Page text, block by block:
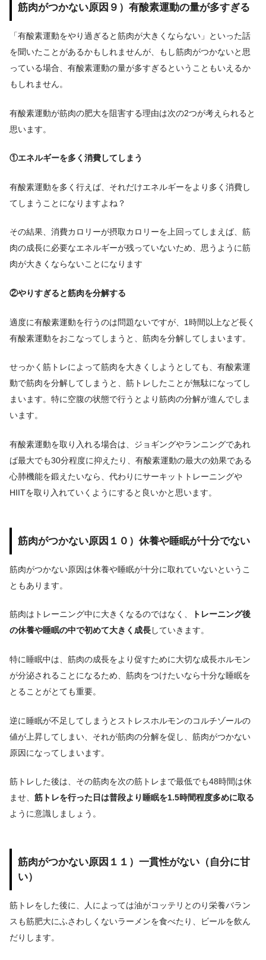
筋肉がつかない原因９）有酸素運動の量が多すぎる
「有酸素運動をやり過ぎると筋肉が大きくならない」といった話
を聞いたことがあるかもしれませんが、
もし筋肉がつかないと思
っている場合、有酸素運動の量が多すぎるということもいえるか
もしれません。
有酸素運動が筋肉の肥大を阻害する理由は次の2つが考えられると
思います。
①エネルギーを多く消費してしまう
有酸素運動を多く行えば、それだけエネルギーをより多く消費し
てしまうことになりますよね？
その結果、消費カロリーが摂取カロリーを上回ってしまえば、筋
肉の成長に必要なエネルギーが残っていないため、思うように筋
肉が大きくならないことになります
②やりすぎると筋肉を分解する
適度に有酸素運動を行うのは問題ないですが、1時間以上など長く
有酸素運動をおこなってしまうと、筋肉を分解してしまいます。
せっかく筋トレによって筋肉を大きくしようとしても、有酸素運
動で筋肉を分解してしまうと、筋トレしたことが無駄になってし
まいます。特に空腹の状態で行うとより筋肉の分解が進んでしま
います。
有酸素運動を取り入れる場合は、ジョギングやランニングであれ
ば最大でも30分程度に抑えたり、有酸素運動の最大の効果である
心肺機能を鍛えたいなら、代わりにサーキットトレーニングや
HIITを取り入れていくようにすると良いかと思います。
筋肉がつかない原因１０）休養や睡眠が十分でない
筋肉がつかない原因は休養や睡眠が十分に取れていないというこ
ともあります。
筋肉はトレーニング中に大きくなるのではなく、
トレーニング後
の休養や睡眠の中で初めて大きく成長していきます。
特に睡眠中は、筋肉の成長をより促すために大切な成長ホルモン
が分泌されることになるため、筋肉をつけたいなら十分な睡眠を
とることがとても重要。
逆に睡眠が不足してしまうとストレスホルモンのコルチゾールの
値が上昇してしまい、それが筋肉の分解を促し、筋肉がつかない
原因になってしまいます。
筋トレした後は、その筋肉を次の筋トレまで最低でも48時間は休
ませ、 筋トレを行った日は普段より睡眠を1.5時間程度多めに取る
ように意識しましょう。
筋肉がつかない原因１１）一貫性がない（自分に甘
い）
筋トレをした後に、人によっては油がコッテリとのり栄養バラン
スも筋肥大にふさわしくないラーメンを食べたり、ビールを飲ん
だりします。